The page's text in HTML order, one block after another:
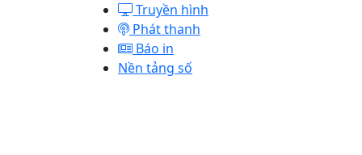
Truyền hình
Phát thanh
Báo in
Nền tảng số